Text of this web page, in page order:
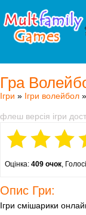
Гра
Ігри » Ігри волейбол
флеш версія ігри
Оцінка: 409 очок,
Опис Гри:
Ігри смішарики